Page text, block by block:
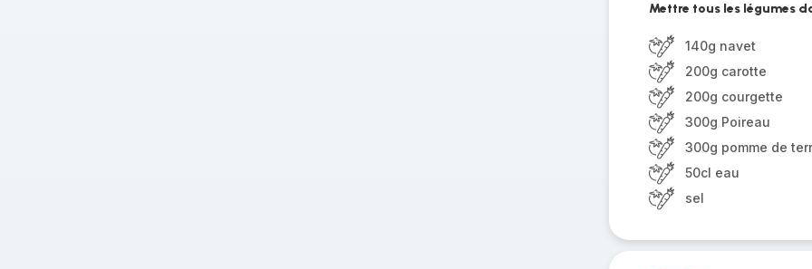
Mettre tous les légumes
140g navet
200g carotte
200g courgette
300g Poireau
300g pomme de
50cl eau
sel